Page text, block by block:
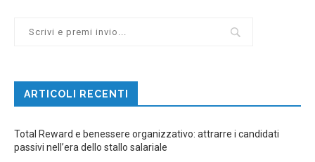
ARTICOLI RECENTI
Total Reward e benessere organizzativo: attrarre i candidati
passivi nell’era dello stallo salariale